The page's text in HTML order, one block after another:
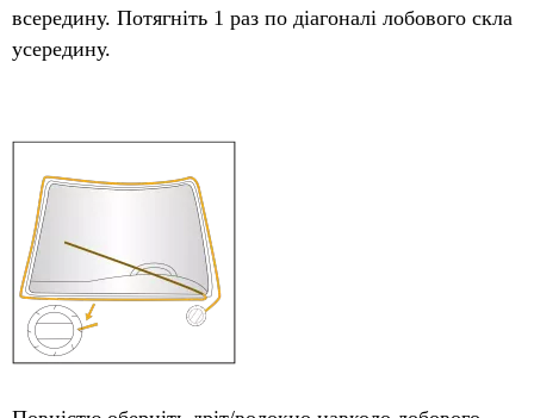
всередину. Потягніть 1 раз по діагоналі лобового скла
усередину.